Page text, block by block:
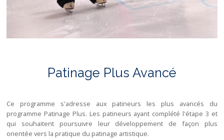
Patinage Plus Avancé
Ce programme s'adresse aux patineurs les plus avancés du
programme Patinage Plus. Les patineurs ayant complété l'étape 3 et
qui souhaitent poursuivre leur développement de façon plus
orientée vers la pratique du patinage artistique.